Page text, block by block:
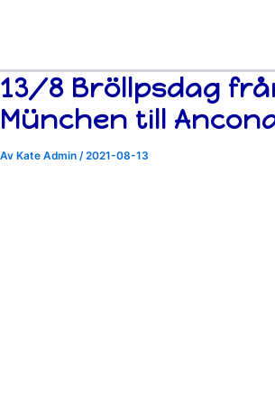
13/8 Bröllpsdag
München till
Av Kate Admin /2021-08-13